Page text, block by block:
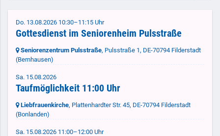
Do. 13.08.2026 10:30–11:15 Uhr
Gottesdienst im Seniorenheim Pulsstraße
Seniorenzentrum Pulsstraße, Pulsstraße 1, DE-70794 Filderstadt
(Bernhausen)
Sa. 15.08.2026
Taufmöglichkeit 11:00 Uhr
Liebfrauenkirche, Plattenhardter Str. 45, DE-70794 Filderstadt
(Bonlanden)
Sa. 15.08.2026 11:00–12:00 Uhr